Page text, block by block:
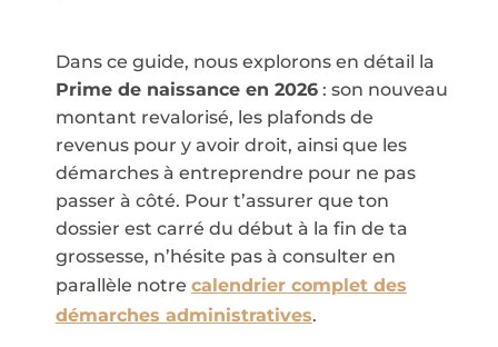
Dans ce guide, nous explorons en détail la
Prime de naissance en 2026: son nouveau
montant revalorisé, les plafonds de
revenus pour y avoir droit, ainsi que les
démarches à entreprendre pour ne pas
passer à côté. Pour t’assurer que ton
dossier est carré du début à la fin de ta
grossesse, n’hésite pas à consulter en
parallèle notre calendrier complet des
démarches administratives.